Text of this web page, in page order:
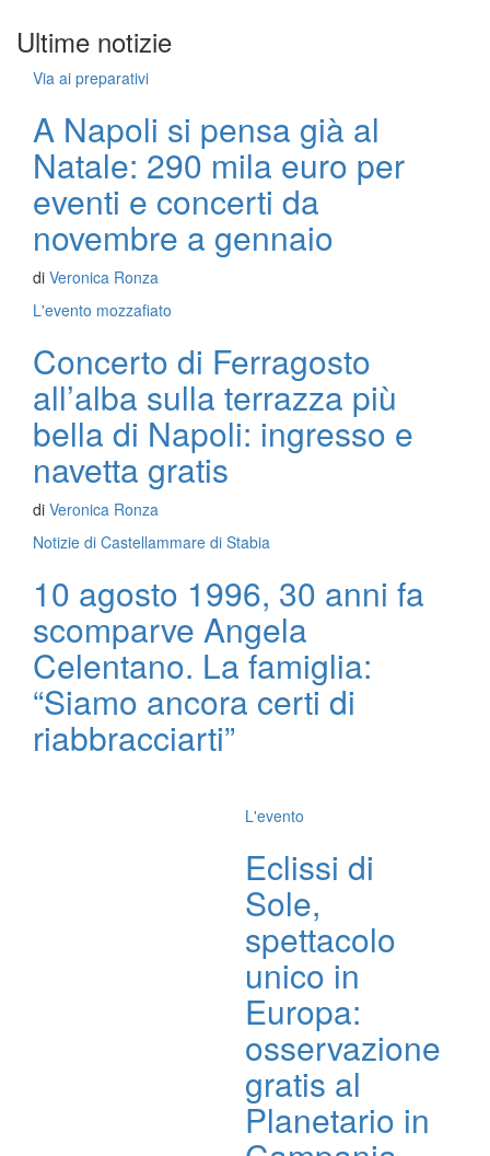
Ultime notizie
Via ai preparativi
A Napoli si pensa già al
Natale: 290 mila euro per
eventi e concerti da
novembre a gennaio
di Veronica Ronza
L'evento mozzafiato
Concerto di Ferragosto
all’alba sulla terrazza più
bella di Napoli: ingresso e
navetta gratis
di Veronica Ronza
Notizie di Castellammare di Stabia
10 agosto 1996, 30 anni fa
scomparve Angela
Celentano. La famiglia:
“Siamo ancora certi di
riabbracciarti”
L'evento
Eclissi di
Sole,
spettacolo
unico in
Europa:
osservazione
gratis al
Planetario in